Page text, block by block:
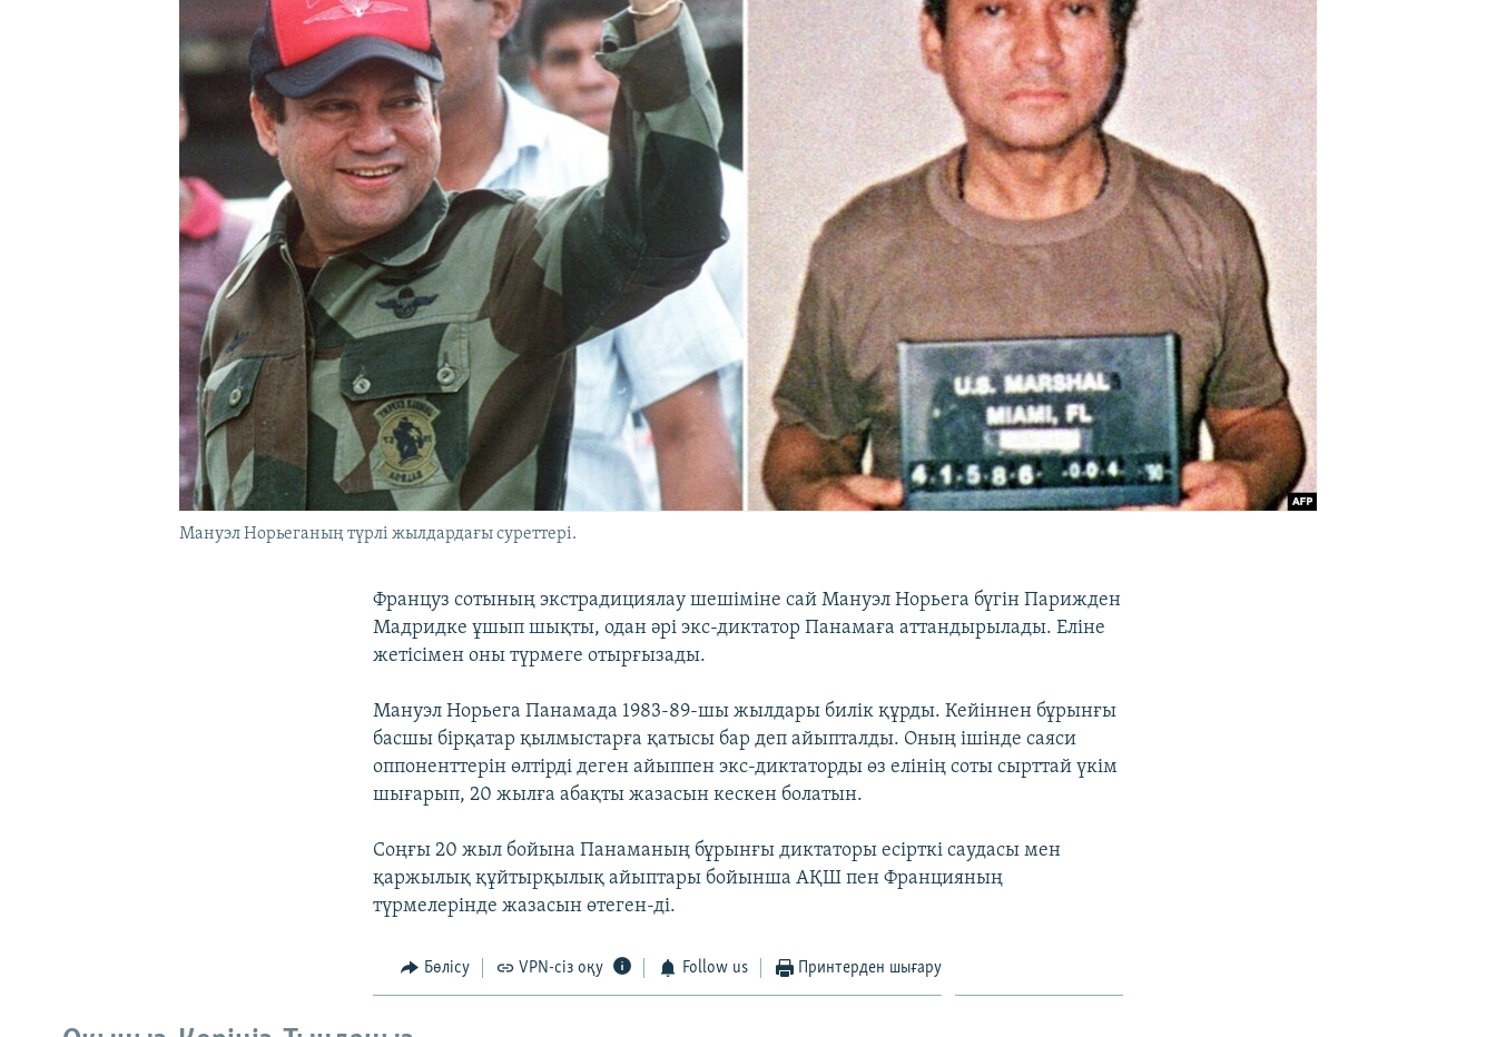
Мануэл Норьеганың түрлі жылдардағы суреттері.
Француз сотының экстрадициялау шешіміне сай Мануэл Норьега бүгін Парижден
Мадридке ұшып шықты, одан әрі экс-диктатор Панамаға аттандырылады. Еліне
жетісімен оны түрмеге отырғызады.
Мануэл Норьега Панамада 1983-89-шы жылдары билік құрды. Кейіннен бұрынғы
басшы бірқатар қылмыстарға қатысы бар деп айыпталды. Оның ішінде саяси
оппоненттерін өлтірді деген айыппен экс-диктаторды өз елінің соты сырттай үкім
шығарып, 20 жылға абақты жазасын кескен болатын.
Соңғы 20 жыл бойына Панаманың бұрынғы диктаторы есірткі саудасы мен
қаржылық құйтырқылық айыптары бойынша АҚШ пен Францияның
түрмелерінде жазасын өтеген-ді.
Бөлісу VPN-сіз оқу Follow us Принтерден шығару